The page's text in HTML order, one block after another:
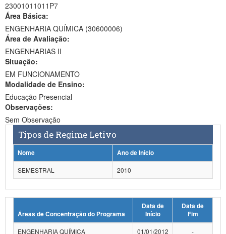
Ministério da Saúde
Ministério de Minas e Energia
Ministério da Ciência, Tecnologia, Inovações e Comunicações
Ministério do Meio Ambiente
Ministério do Turismo
Ministério do Desenvolvimento Regional
Controladoria-Geral da União
Ministério da Mulher, da Família e dos Direitos Humanos
23001011011P7
Área Básica:
ENGENHARIA QUÍMICA (30600006)
Área de Avaliação:
ENGENHARIAS II
Situação:
EM FUNCIONAMENTO
Modalidade de Ensino:
Educação Presencial
Observações:
Sem Observação
Tipos de Regime Letivo
Nome
Ano de Início
SEMESTRAL
2010
Áreas de Concentração do Programa
Data de
Início
Data de
Fim
ENGENHARIA QUÍMICA
01/01/2012
-